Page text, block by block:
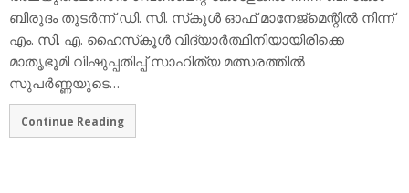
ബിരുദം തുടര്‍ന്ന് ഡി. സി. സ്‌കൂള്‍ ഓഫ് മാനേജ്‌മെന്റില്‍ നിന്ന്
എം. സി. എ. ഹൈസ്‌കൂള്‍ വിദ്യാര്‍ത്ഥിനിയായിരിക്കെ
മാതൃഭൂമി വിഷുപ്പതിപ്പ് സാഹിത്യ മത്സരത്തില്‍
സുപര്‍ണ്ണയുടെ…
Continue Reading